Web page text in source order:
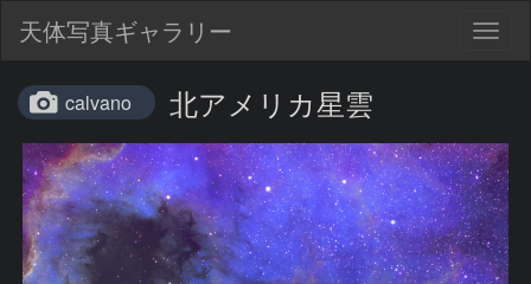
天体写真ギャラリー
calvano 北アメリカ星雲